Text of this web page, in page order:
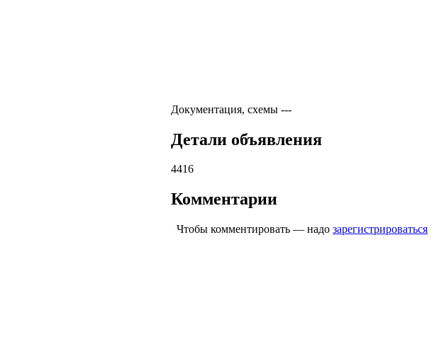
Документация, схемы ---
Детали объявления
4416
Комментарии
Чтобы комментировать — надо зарегистрироваться